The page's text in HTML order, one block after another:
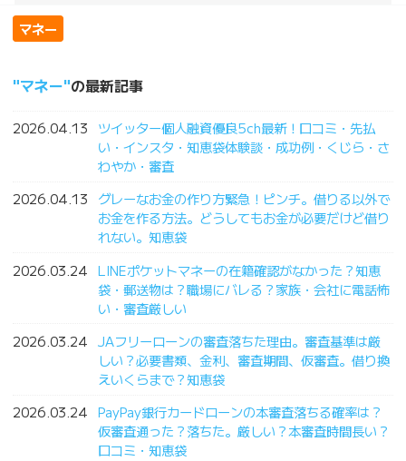
マネー
マネー の最新記事
2026.04.13
ツイッター個人融資優良5ch最新！口コミ・先払
い・インスタ・知恵袋体験談・成功例・くじら・さ
わやか・審査
2026.04.13
グレーなお金の作り方緊急！ピンチ。借りる以外で
お金を作る方法。どうしてもお金が必要だけど借り
れない。知恵袋
2026.03.24 LINEポケットマネーの在籍確認がなかった？知恵
袋・郵送物は？職場にバレる？家族・会社に電話怖
い・審査厳しい
2026.03.24 JAフリーローンの審査落ちた理由。審査基準は厳
しい？必要書類、金利、審査期間、仮審査。借り換
えいくらまで？知恵袋
2026.03.24 PayPay銀行カードローンの本審査落ちる確率は？
仮審査通った？落ちた。厳しい？本審査時間長い？
口コミ・知恵袋